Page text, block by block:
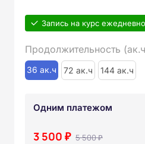
Запись на курс ежедневно
Продолжительность
36 ак.ч 72 ак.ч 144 ак.ч
Одним платежом
3 500 ₽ 5 500 ₽